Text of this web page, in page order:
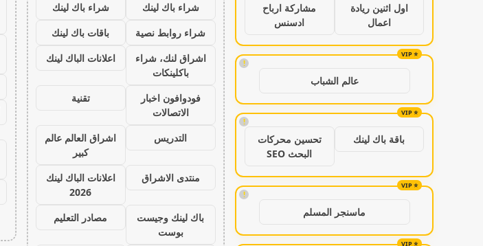
اول اثنين ريادة
اعمال
مشاركة ارباح
ادسنس
!
عالم الشباب
!
باقة باك لينك
تحسين محركات
البحث SEO
!
ماسنجر المسلم
شراء باك لينك
شراء باك لينك
شراء روابط نصية
باقات باك لينك
اشراق لنك، شراء
باكلينكات
اعلانات الباك لينك
فودوافون اخبار
الاتصالات
تقنية
التدريس
اشراق العالم عالم
كبير
منتدى الاشراق
اعلانات الباك لينك
2026
باك لينك وجيست
بوست
مصادر التعليم